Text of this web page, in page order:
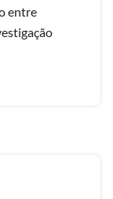
entre